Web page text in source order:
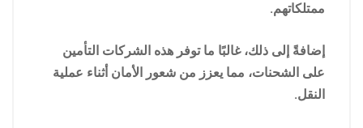
ممتلكاتهم.
إضافةً إلى ذلك، غالبًا ما توفر هذه الشركات التأمين
على الشحنات، مما يعزز من شعور الأمان أثناء عملية
النقل.